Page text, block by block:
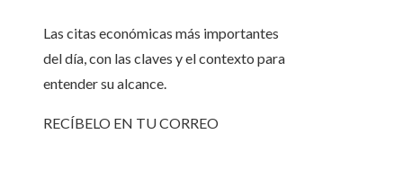
Las citas económicas más importantes
del día, con las claves y el contexto para
entender su alcance.
RECÍBELO EN TU CORREO